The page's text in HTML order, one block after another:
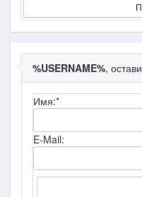
%USERNAME%,
Имя:*
E-Mail: